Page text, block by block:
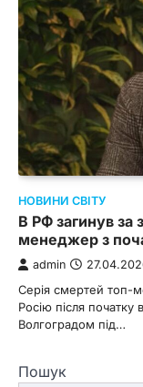
НОВИНИ СВІТУ
В РФ загинув за
менеджер з
admin
Серія смертей топ-
Росію після початку
Волгоградом під…
Пошук